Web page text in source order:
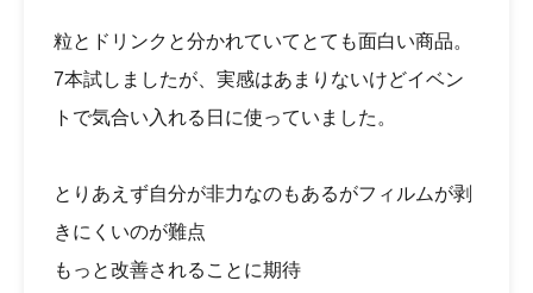
粒とドリンクと分かれていてとても面白い商品。
7本試しましたが、実感はあまりないけどイベン
トで気合い入れる日に使っていました。
とりあえず自分が非力なのもあるがフィルムが剥
きにくいのが難点
もっと改善されることに期待